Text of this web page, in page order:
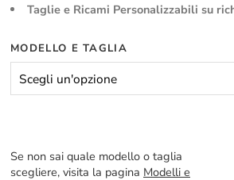
Taglie e Ricami Personalizzabili su
MODELLO E TAGLIA
Se non sai quale modello o taglia
scegliere, visita la pagina Modelli e